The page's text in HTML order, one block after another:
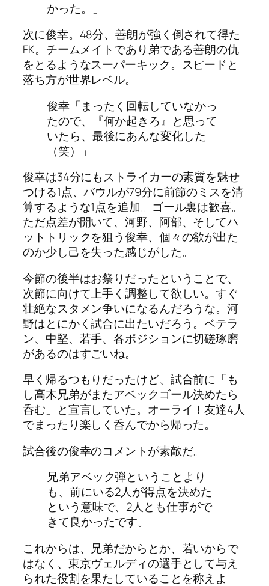
かった。」
次に俊幸。48分、善朗が強く倒されて得た
FK。チームメイトであり弟である善朗の仇
をとるようなスーパーキック。スピードと
落ち方が世界レベル。
俊幸「まったく回転していなかっ
たので、『何か起きろ』と思って
いたら、最後にあんな変化した
（笑）」
俊幸は34分にもストライカーの素質を魅せ
つける1点、バウルが79分に前節のミスを清
算するような1点を追加。ゴール裏は歓喜。
ただ点差が開いて、河野、阿部、そしてハ
ットトリックを狙う俊幸、個々の欲が出た
のか少し己を失った感じがした。
今節の後半はお祭りだったということで、
次節に向けて上手く調整して欲しい。すぐ
壮絶なスタメン争いになるんだろうな。河
野はとにかく試合に出たいだろう。ベテラ
ン、中堅、若手、各ポジションに切磋琢磨
があるのはすごいね。
早く帰るつもりだったけど、試合前に「も
し高木兄弟がまたアベックゴール決めたら
呑む」と宣言していた。オーライ！友達4人
でまったり楽しく呑んでから帰った。
試合後の俊幸のコメントが素敵だ。
兄弟アベック弾ということより
も、前にいる2人が得点を決めた
という意味で、2人とも仕事がで
きて良かったです。
これからは、兄弟だからとか、若いからで
はなく、東京ヴェルディの選手として与え
られた役割を果たしていることを称えよ